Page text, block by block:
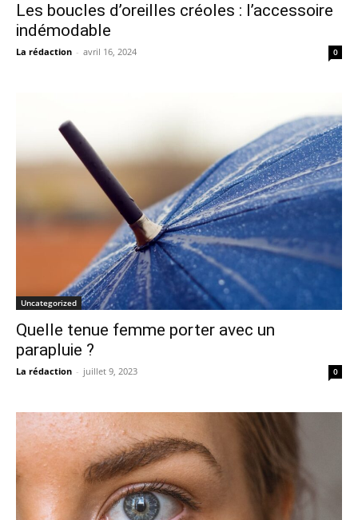
Les boucles d’oreilles créoles : l’accessoire
indémodable
La rédaction - avril 16, 2024 0
Uncategorized
Quelle tenue femme porter avec un
parapluie ?
La rédaction - juillet 9, 2023 0